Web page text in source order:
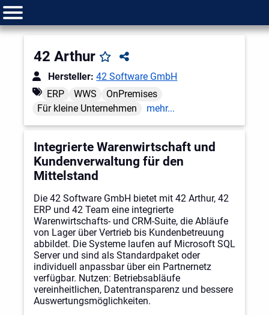
42 Arthur
Hersteller: 42 Software GmbH
ERP
WWS
OnPremises
Für kleine Unternehmen
mehr...
Integrierte Warenwirtschaft und
Kundenverwaltung für den
Mittelstand
Die 42 Software GmbH bietet mit 42 Arthur, 42
ERP und 42 Team eine integrierte
Warenwirtschafts- und CRM-Suite, die Abläufe
von Lager über Vertrieb bis Kundenbetreuung
abbildet. Die Systeme laufen auf Microsoft SQL
Server und sind als Standardpaket oder
individuell anpassbar über ein Partnernetz
verfügbar. Nutzen: Betriebsabläufe
vereinheitlichen, Datentransparenz und bessere
Auswertungsmöglichkeiten.